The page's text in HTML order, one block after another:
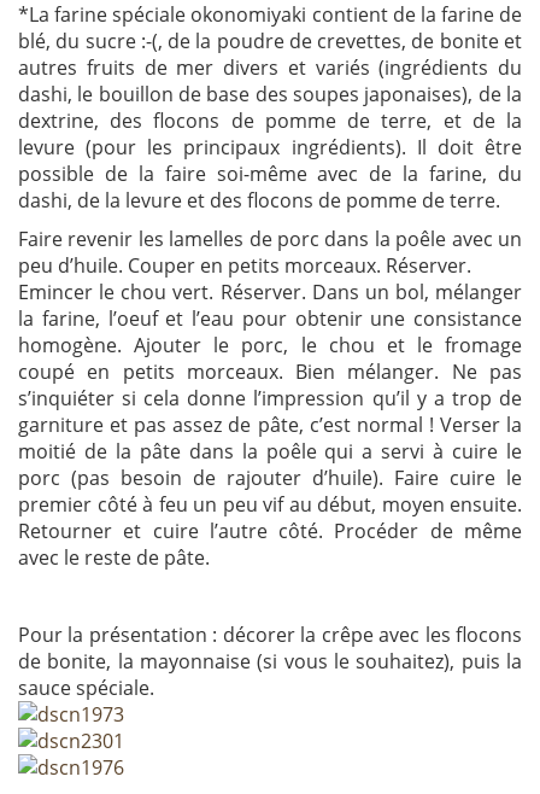
*La farine spéciale okonomiyaki contient de la farine de
blé, du sucre :-(, de la poudre de crevettes, de bonite et
autres fruits de mer divers et variés (ingrédients du
dashi, le bouillon de base des soupes japonaises), de la
dextrine, des flocons de pomme de terre, et de la
levure (pour les principaux ingrédients). Il doit être
possible de la faire soi-même avec de la farine, du
dashi, de la levure et des flocons de pomme de terre.
Faire revenir les lamelles de porc dans la poêle avec un
peu d’huile. Couper en petits morceaux. Réserver.
Emincer le chou vert. Réserver. Dans un bol, mélanger
la farine, l’oeuf et l’eau pour obtenir une consistance
homogène. Ajouter le porc, le chou et le fromage
coupé en petits morceaux. Bien mélanger. Ne pas
s’inquiéter si cela donne l’impression qu’il y a trop de
garniture et pas assez de pâte, c’est normal ! Verser la
moitié de la pâte dans la poêle qui a servi à cuire le
porc (pas besoin de rajouter d’huile). Faire cuire le
premier côté à feu un peu vif au début, moyen ensuite.
Retourner et cuire l’autre côté. Procéder de même
avec le reste de pâte.
Pour la présentation : décorer la crêpe avec les flocons
de bonite, la mayonnaise (si vous le souhaitez), puis la
sauce spéciale.